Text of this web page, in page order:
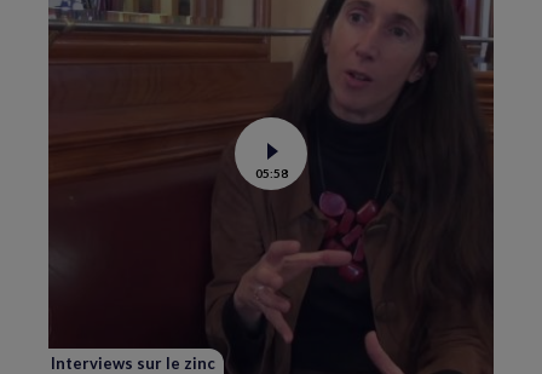
Voir
la
vidéo
boson
de
Higgs,
et
après
?
05:58
Interviews sur le zinc